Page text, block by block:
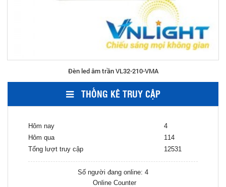
Đèn led âm trần VL32-210-VMA
THỐNG KÊ TRUY CẬP
Hôm nay
4
Hôm qua
114
Tổng lượt truy cập
12531
Số người đang online: 4
Online Counter